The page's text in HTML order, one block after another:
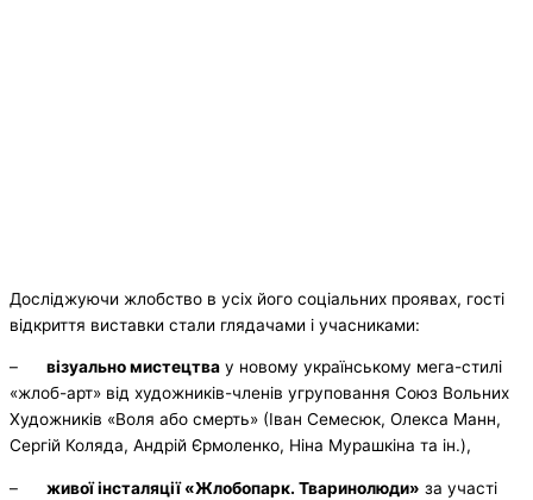
Досліджуючи жлобство в усіх його соціальних проявах, гості
відкриття виставки стали глядачами і учасниками:
– візуально мистецтва у новому українському мега-стилі
«жлоб-арт» від художників-членів угруповання Союз Вольних
Художників «Воля або смерть» (Іван Семесюк, Олекса Манн,
Сергій Коляда, Андрій Єрмоленко, Ніна Мурашкіна та ін.),
– живої інсталяції «Жлобопарк. Тваринолюди» за участі